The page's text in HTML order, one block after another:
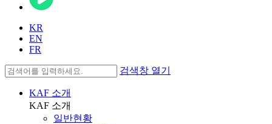
KR
EN
FR
검색창 열기
KAF 소개
KAF 소개
일반현황